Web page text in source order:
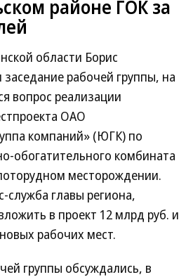
районе ГОК за
области Борис
рабочей группы, на
вопрос реализации
ОАО
компаний» (ЮГК) по
обогатительного комбината
месторождении.
служба главы региона,
в проект 12 млрд руб. и
рабочих мест.
группы обсуждались, в